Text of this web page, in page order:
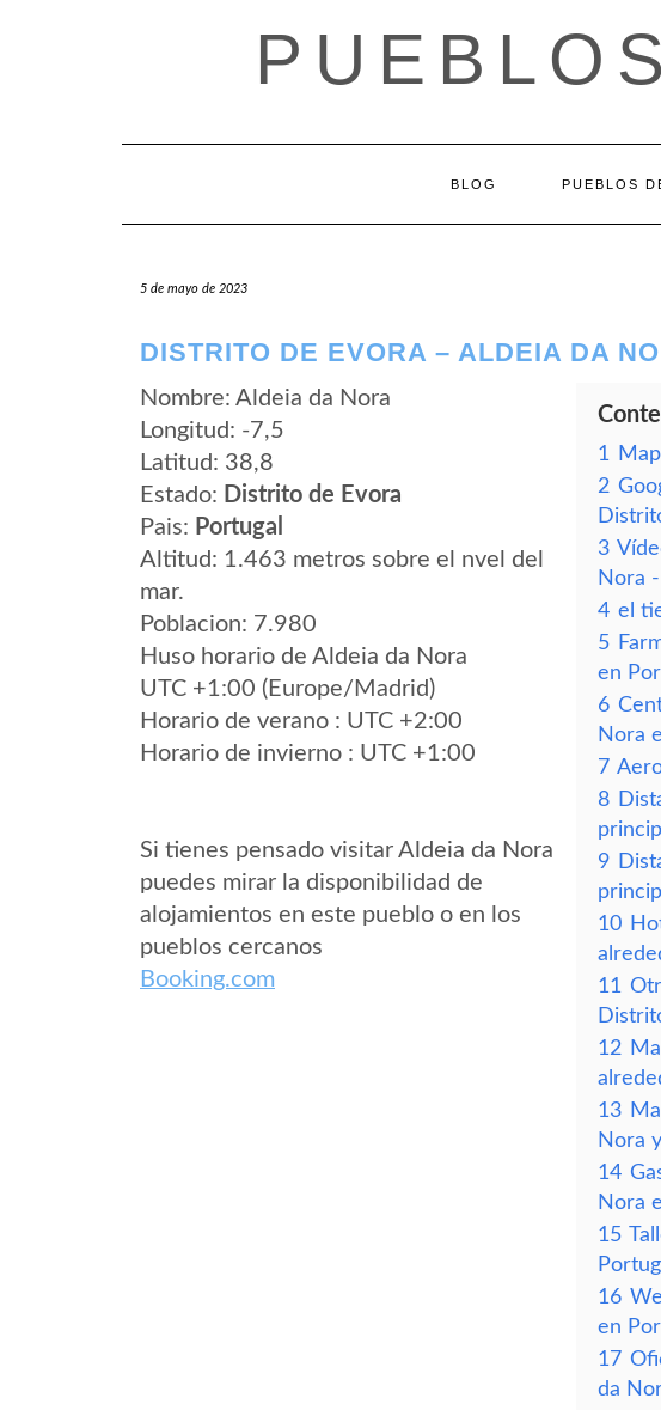
BLOG PUEBLOS
5 de mayo de 2023
DISTRITO DE EVORA – ALDEIA DA
Nombre: Aldeia da Nora
Longitud: -7,5
Latitud: 38,8
Estado: Distrito de Evora
Pais: Portugal
Altitud: 1.463 metros sobre el nvel del
mar.
Poblacion: 7.980
Huso horario de Aldeia da Nora
UTC +1:00 (Europe/Madrid)
Horario de verano : UTC +2:00
Horario de invierno : UTC +1:00
Si tienes pensado visitar Aldeia da Nora
puedes mirar la disponibilidad de
alojamientos en este pueblo o en los
pueblos cercanos
Booking.com
1
2
3
Nora
4 el
5
en
6
Nora
7
8
9
10
11
12
13
Nora
14
Nora
15
16
en
17
da